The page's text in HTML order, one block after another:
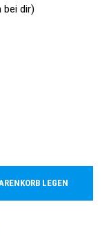
bei dir)
LEGEN